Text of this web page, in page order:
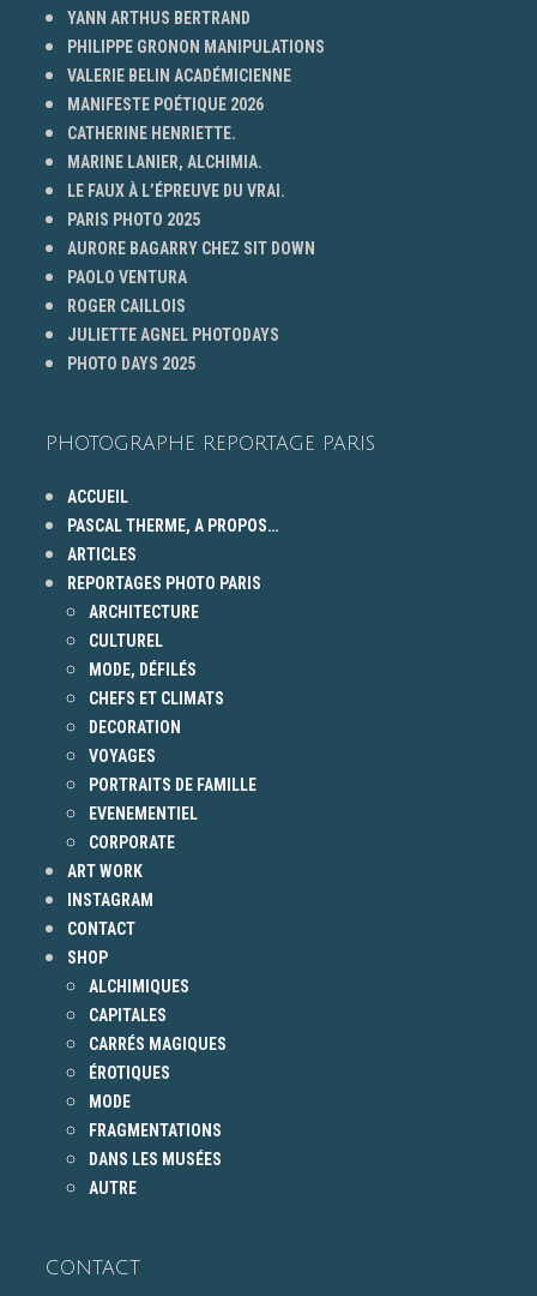
YANN ARTHUS BERTRAND
PHILIPPE GRONON MANIPULATIONS
VALERIE BELIN ACADÉMICIENNE
MANIFESTE POÉTIQUE 2026
CATHERINE HENRIETTE.
MARINE LANIER, ALCHIMIA.
LE FAUX À L’ÉPREUVE DU VRAI.
PARIS PHOTO 2025
AURORE BAGARRY CHEZ SIT DOWN
PAOLO VENTURA
ROGER CAILLOIS
JULIETTE AGNEL PHOTODAYS
PHOTO DAYS 2025
PHOTOGRAPHE REPORTAGE PARIS
ACCUEIL
PASCAL THERME, A PROPOS…
ARTICLES
REPORTAGES PHOTO PARIS
ARCHITECTURE
CULTUREL
MODE, DÉFILÉS
CHEFS ET CLIMATS
DECORATION
VOYAGES
PORTRAITS DE FAMILLE
EVENEMENTIEL
CORPORATE
ART WORK
INSTAGRAM
CONTACT
SHOP
ALCHIMIQUES
CAPITALES
CARRÉS MAGIQUES
ÉROTIQUES
MODE
FRAGMENTATIONS
DANS LES MUSÉES
AUTRE
CONTACT